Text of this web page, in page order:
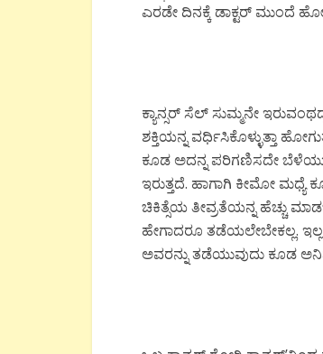
ಎರಡೇ ದಿನಕ್ಕೆ ಡಾಕ್ಟರ್ ಮುಂದೆ
ಕ್ಯಾನ್ಸರ್ ಸೆಲ್ ಸುಮ್ಮನೇ
ಶಕ್ತಿಯನ್ನ ವರ್ಧಿಸಿಕೊಳ್ಳುತ್ತಾ
ಕೂಡ ಅದನ್ನ ಪರಿಗಣಿಸದೇ
ಇರುತ್ತದೆ. ಹಾಗಾಗಿ ಕೀಮೋ ಮಧ್ಯೆ
ಚಿಕಿತ್ಸೆಯ ತೀವ್ರತೆಯನ್ನ ಹೆಚ್ಚು
ಹೇಗಾದರೂ ತಡೆಯಲೇಬೇಕಲ್ಲ.
ಅವರನ್ನು ತಡೆಯುವುದು ಕೂಡ